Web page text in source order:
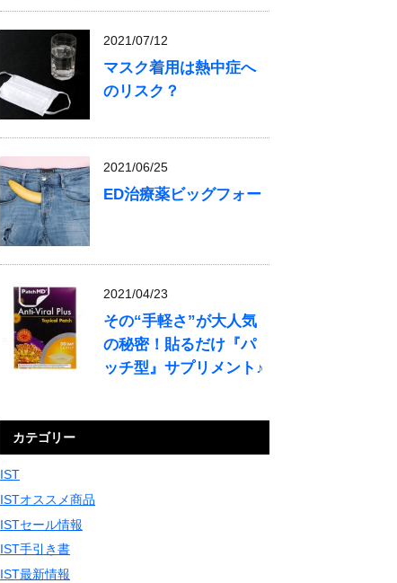
2021/07/12
マスク着用は熱中症へ
のリスク？
2021/06/25
ED治療薬ビッグフォー
2021/04/23
その“手軽さ”が大人気
の秘密！貼るだけ『パ
ッチ型』サプリメント♪
カテゴリー
IST
ISTオススメ商品
ISTセール情報
IST手引き書
IST最新情報